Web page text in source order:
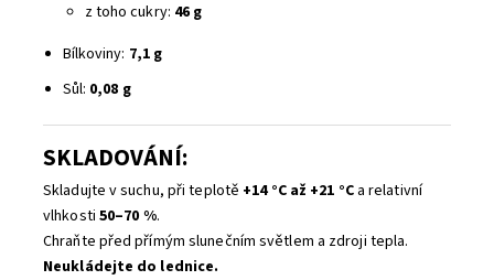
z toho cukry: 46 g
Bílkoviny: 7,1 g
Sůl: 0,08 g
SKLADOVÁNÍ:
Skladujte v suchu, při teplotě +14 °C až +21 °Ca relativní
vlhkosti 50–70 %.
Chraňte před přímým slunečním světlem a zdroji tepla.
Neukládejte do lednice.